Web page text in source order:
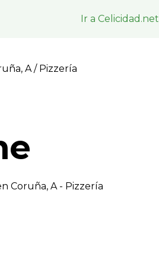
Ir a Celicidad.net
A/ Pizzerí­a
Coruña, A - Pizzerí­a